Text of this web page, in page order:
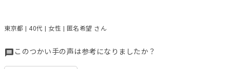
東京都 | 40代 | 女性 | 匿名希望 さん
このつかい手の声は参考になりましたか？